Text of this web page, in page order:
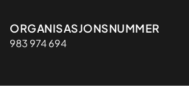
Organisasjon
ORGANISASJONSNUMMER
983 974 694